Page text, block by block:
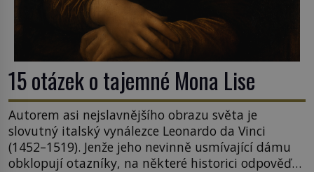
15 otázek o tajemné Mona Lise
Autorem asi nejslavnějšího obrazu světa je
slovutný italský vynálezce Leonardo da Vinci
(1452–1519). Jenže jeho nevinně usmívající dámu
obklopují otazníky, na některé historici odpověď